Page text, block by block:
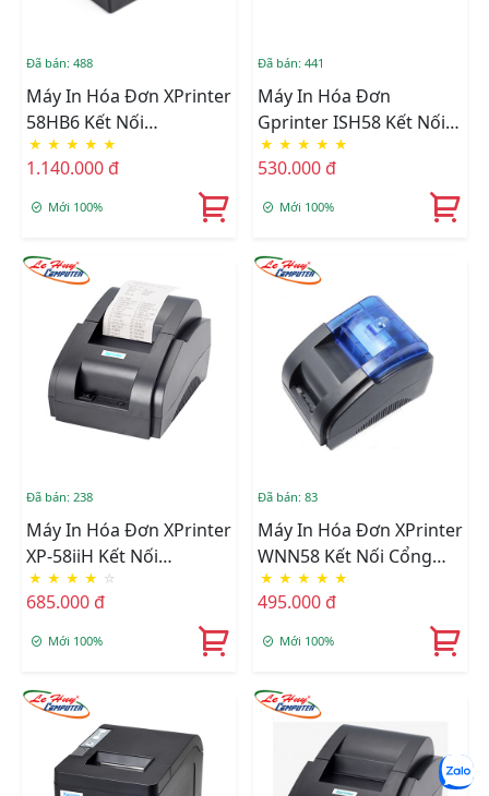
Đã bán: 488
Máy In Hóa Đơn XPrinter
58HB6 Kết Nối
USB/Bluetooth
★ ★ ★ ★ ★
1.140.000 đ
Mới 100%
Đã bán: 441
Máy In Hóa Đơn
Gprinter ISH58 Kết Nối
USB/Bluetooth
★ ★ ★ ★ ★
530.000 đ
Mới 100%
Đã bán: 238
Máy In Hóa Đơn XPrinter
XP-58iiH Kết Nối
USB/Bluetooth
★ ★ ★ ★ ☆
685.000 đ
Mới 100%
Đã bán: 83
Máy In Hóa Đơn XPrinter
WNN58 Kết Nối Cổng
USB/Bluetooth
★ ★ ★ ★ ★
495.000 đ
Mới 100%